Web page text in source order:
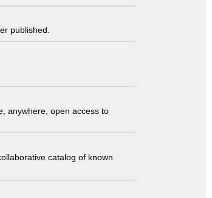
published.
anywhere, open access to
catalog of known